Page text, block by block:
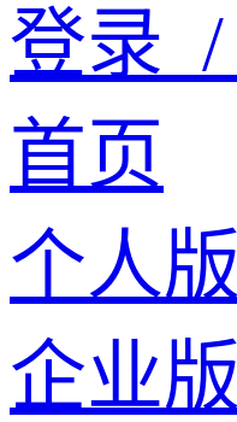
登录 /
首页
个人版
企业版